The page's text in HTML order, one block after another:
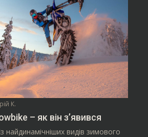
К.
– як він з’явився
найдинамічніших видів зимового